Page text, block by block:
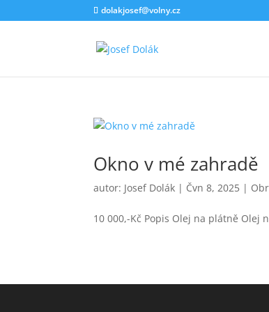
dolakjosef@volny.cz
Okno v mé zahradě
autor: Josef Dolák | Čvn 8, 2025 |
10 000,-Kč Popis Olej na plátně Olej